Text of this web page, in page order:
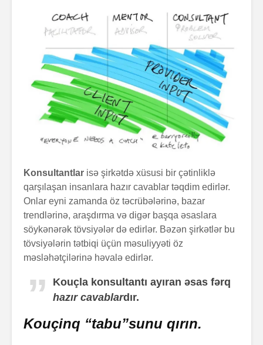
Konsultantlar isə şirkətdə xüsusi bir çətinliklə
qarşılaşan insanlara hazır cavablar təqdim edirlər.
Onlar eyni zamanda öz təcrübələrinə, bazar
trendlərinə, araşdırma və digər başqa əsaslara
söykənərək tövsiyələr də edirlər. Bəzən şirkətlər bu
tövsiyələrin tətbiqi üçün məsuliyyəti öz
məsləhətçilərinə həvalə edirlər.
Kouçla konsultantı ayıran əsas fərq
hazır cavablardır.
Kouçinq “tabu”sunu qırın.